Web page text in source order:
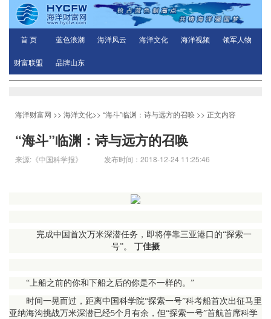
首 页 蓝色浪潮 海洋风云 海洋文化 海洋视频 领军人物
财富联盟 品牌山东
海洋财富网 >> 海洋文化>> “海斗”临渊：诗与远方的召唤 >> 正文内容
“海斗”临渊：诗与远方的召唤
来源:《中国科学报》​ 发布时间：2018-12-24 11:25:46
完成中国首次万米深潜任务，即将停靠三亚港口的“探索一
号”。
丁佳摄
“上船之前的你和下船之后的你是不一样的。”
时间一晃而过，距离中国科学院“探索一号”科考船首次出征马里
亚纳海沟挑战万米深潜已经5个月有余，但“探索一号”首航首席科学